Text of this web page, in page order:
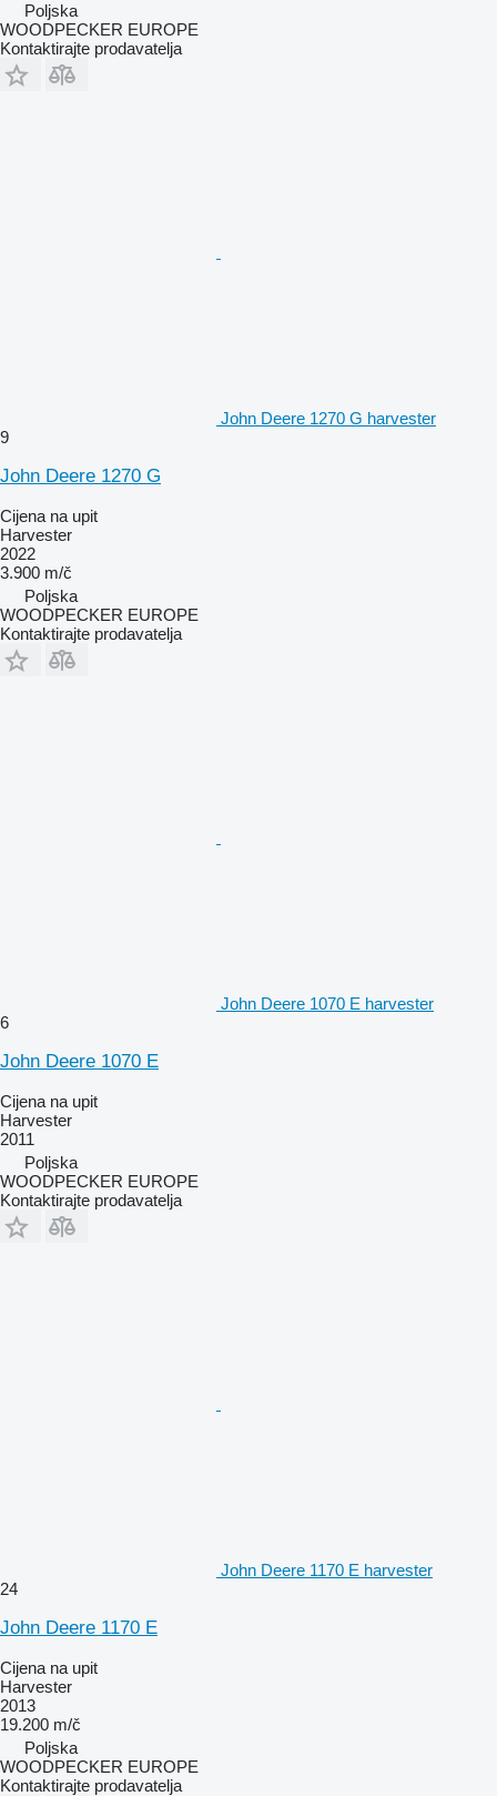
Poljska
WOODPECKER EUROPE
Kontaktirajte prodavatelja
John Deere 1270 G harvester
9
John Deere 1270 G
Cijena na upit
Harvester
2022
3.900 m/č
Poljska
WOODPECKER EUROPE
Kontaktirajte prodavatelja
John Deere 1070 E harvester
6
John Deere 1070 E
Cijena na upit
Harvester
2011
Poljska
WOODPECKER EUROPE
Kontaktirajte prodavatelja
John Deere 1170 E harvester
24
John Deere 1170 E
Cijena na upit
Harvester
2013
19.200 m/č
Poljska
WOODPECKER EUROPE
Kontaktirajte prodavatelja